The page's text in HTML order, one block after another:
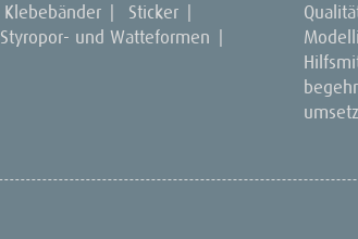
Klebebänder Sticker
Styropor- und Watteformen